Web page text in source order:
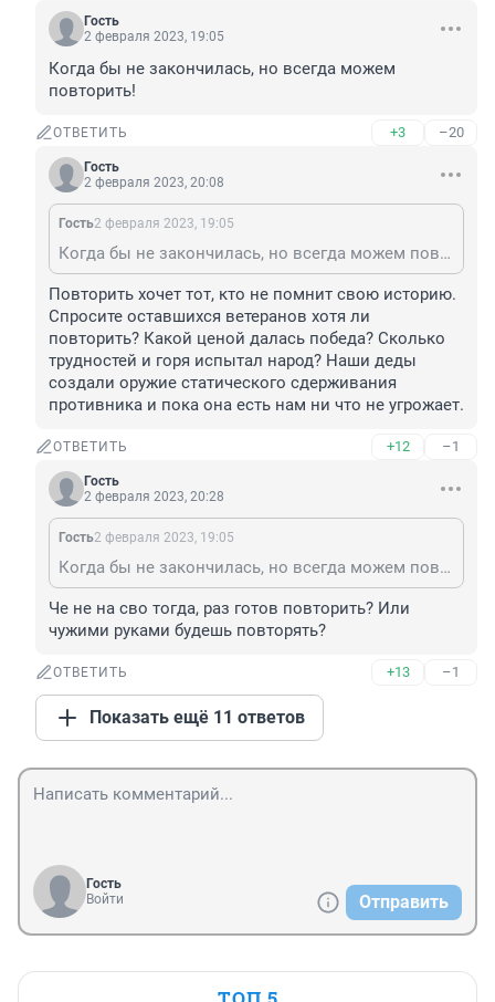
Гость
2 февраля 2023, 19:05
Когда бы не закончилась, но всегда можем
повторить!
ОТВЕТИТЬ +3 –20
Гость
2 февраля 2023, 20:08
Гость2 февраля 2023, 19:05
Когда бы не закончилась, но всегда можем повторить!
Повторить хочет тот, кто не помнит свою историю.
Спросите оставшихся ветеранов хотя ли
повторить? Какой ценой далась победа? Сколько
трудностей и горя испытал народ? Наши деды
создали оружие статического сдерживания
противника и пока она есть нам ни что не угрожает.
ОТВЕТИТЬ +12 –1
Гость
2 февраля 2023, 20:28
Гость2 февраля 2023, 19:05
Когда бы не закончилась, но всегда можем повторить!
Че не на сво тогда, раз готов повторить? Или
чужими руками будешь повторять?
ОТВЕТИТЬ +13 –1
Показать ещё 11 ответов
Гость
Войти
Отправить